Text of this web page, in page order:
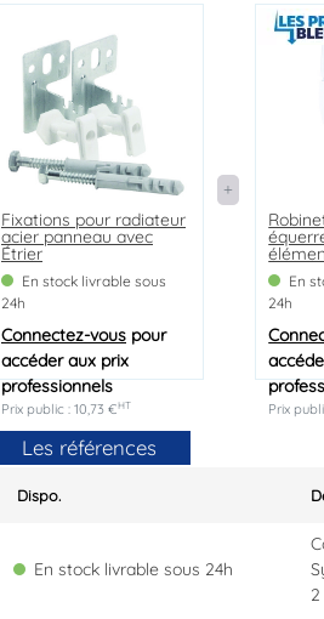
Fixations pour radiateur
acier panneau avec
Étrier
En stock livrable sous
24h
Connectez-vous pour
accéder aux prix
professionnels
Prix public : 10,73 €HT
VT0,5En
24h
Prix
Les références
Dispo.
En stock livrable sous 24h